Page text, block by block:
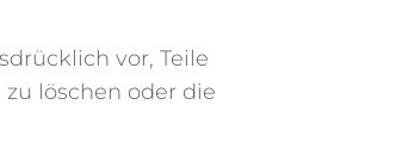
vor, Teile
löschen oder die